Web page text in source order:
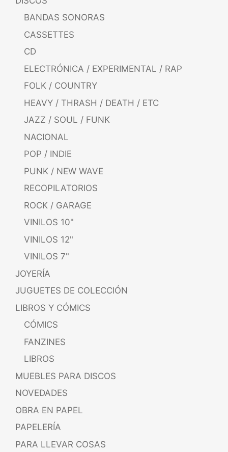
BANDAS SONORAS
CASSETTES
CD
ELECTRÓNICA / EXPERIMENTAL / RAP
FOLK / COUNTRY
HEAVY / THRASH / DEATH / ETC
JAZZ / SOUL / FUNK
NACIONAL
POP / INDIE
PUNK / NEW WAVE
RECOPILATORIOS
ROCK / GARAGE
VINILOS 10"
VINILOS 12"
VINILOS 7"
JOYERÍA
JUGUETES DE COLECCIÓN
LIBROS Y CÓMICS
CÓMICS
FANZINES
LIBROS
MUEBLES PARA DISCOS
NOVEDADES
OBRA EN PAPEL
PAPELERÍA
PARA LLEVAR COSAS